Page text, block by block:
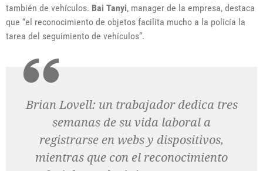
también de vehículos. Bai Tanyi, manager de la empresa, destaca
que “el reconocimiento de objetos facilita mucho a la policía la
tarea del seguimiento de vehículos”.
Brian Lovell: un trabajador dedica tres
semanas de su vida laboral a
registrarse en webs y dispositivos,
mientras que con el reconocimiento